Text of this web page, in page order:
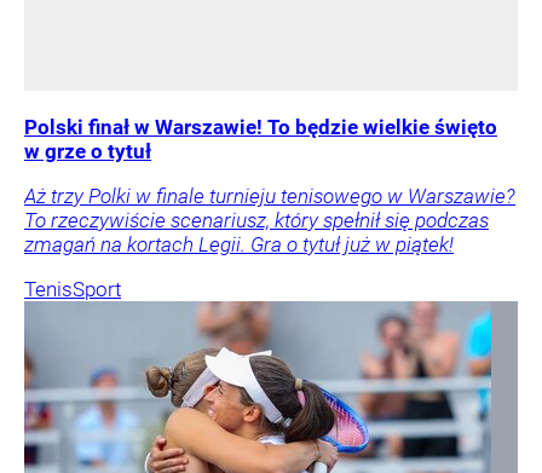
Polski finał w Warszawie! To będzie wielkie święto
w grze o tytuł
Aż trzy Polki w finale turnieju tenisowego w Warszawie?
To rzeczywiście scenariusz, który spełnił się podczas
zmagań na kortach Legii. Gra o tytuł już w piątek!
TenisSport